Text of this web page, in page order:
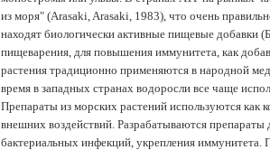
из моря" (Arasaki, Arasaki, 1983), что очень
находят биологически активные пищевые
пищеварения, для повышения иммунитета, как
растения традиционно применяются в народной
время в западных странах водоросли все чаще
Препараты из морских растений используются
внешних воздействий. Разрабатываются
бактериальных инфекций, укрепления